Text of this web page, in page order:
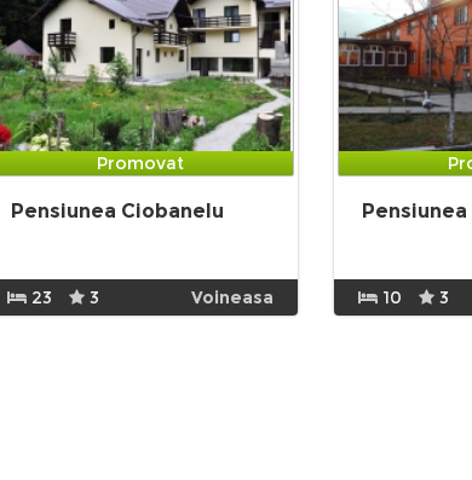
Promovat
Pensiunea Ciobanelu
23 3 Voineasa
Pensiunea
10 3